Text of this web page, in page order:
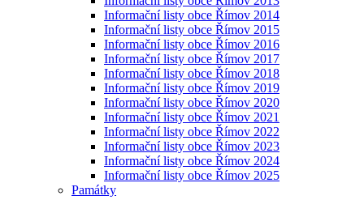
Informační listy obce Římov 2014
Informační listy obce Římov 2015
Informační listy obce Římov 2016
Informační listy obce Římov 2017
Informační listy obce Římov 2018
Informační listy obce Římov 2019
Informační listy obce Římov 2020
Informační listy obce Římov 2021
Informační listy obce Římov 2022
Informační listy obce Římov 2023
Informační listy obce Římov 2024
Informační listy obce Římov 2025
Památky